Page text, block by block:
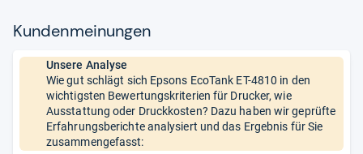
Kun­den­mei­nun­gen
Unsere Analyse
Wie gut schlägt sich Epsons EcoTank ET-4810 in den
wichtigsten Bewertungskriterien für Drucker, wie
Ausstattung oder Druckkosten? Dazu haben wir geprüfte
Erfahrungsberichte analysiert und das Ergebnis für Sie
zusammengefasst: